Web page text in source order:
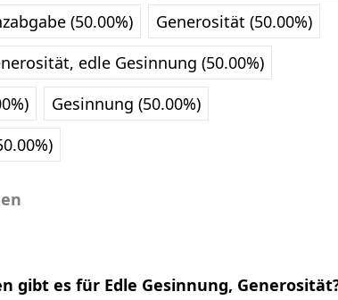
(50.00%)
Generosität (50.00%)
edle Gesinnung (50.00%)
Gesinnung (50.00%)
gibt es für Edle Gesinnung,